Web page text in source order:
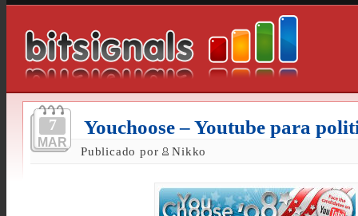
7
MAR
Youchoose – Youtube para
Publicado por Nikko